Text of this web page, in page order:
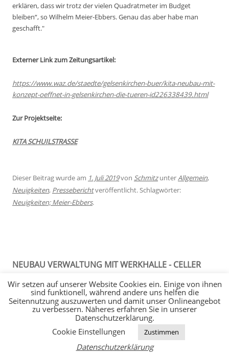
erklären, dass wir trotz der vielen Quadratmeter im Budget
bleiben“, so Wilhelm Meier-Ebbers. Genau das aber habe man
geschafft."
Externer Link zum Zeitungsartikel:
https://www.waz.de/staedte/gelsenkirchen-buer/kita-neubau-mit-
konzept-oeffnet-in-gelsenkirchen-die-tueren-id226338439.html
Zur Projektseite:
KITA SCHUILSTRASSE
Dieser Beitrag wurde am 1. Juli 2019von SchmitzunterAllgemein,
Neuigkeiten, Presseberichtveröffentlicht. Schlagwörter:
Neuigkeiten; Meier-Ebbers.
NEUBAU VERWALTUNG MIT WERKHALLE - CELLER
GRUNDBAU GMBH
Wir setzen auf unserer Website Cookies ein. Einige von ihnen
sind funktionell, während andere uns helfen die
Seitennutzung auszuwerten und damit unser Onlineangebot
zu verbessern. Näheres erfahren Sie in unserer
Datenschutzerklärung.
Cookie Einstellungen
Zustimmen
Datenschutzerklärung